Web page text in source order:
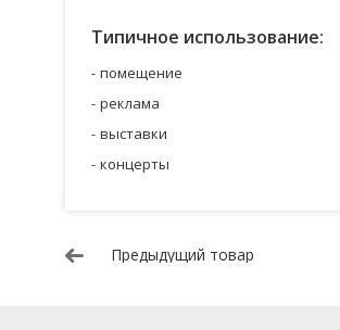
Типичное использование:
помещение
реклама
выставки
концерты
Предыдущий товар